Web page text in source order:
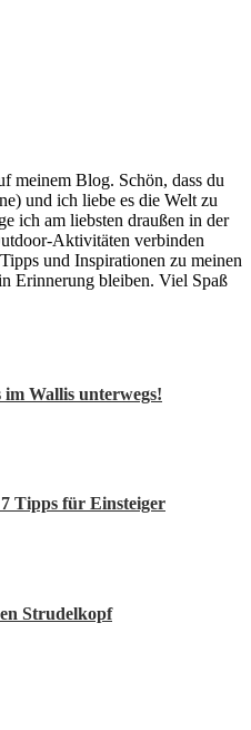
meinem Blog. Schön, dass du
und ich liebe es die Welt zu
ich am liebsten draußen in der
Aktivitäten verbinden
und Inspirationen zu meinen
Erinnerung bleiben. Viel Spaß
Wallis unterwegs!
Tipps für Einsteiger
Strudelkopf